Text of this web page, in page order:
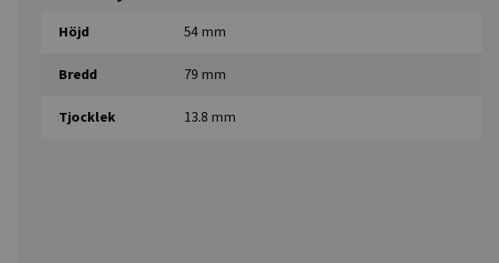
Höjd 54 mm
Bredd 79 mm
Tjocklek 13.8 mm